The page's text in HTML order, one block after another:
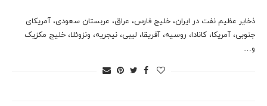
ذخایر عظیم نفت در ایران، خلیج فارس، عراق، عربستان سعودی، آمریکای
جنوبی، آمریکا، کانادا، روسیه، آفریقا، لیبی، نیجریه، ونزوئلا، خلیج مکزیک
و…